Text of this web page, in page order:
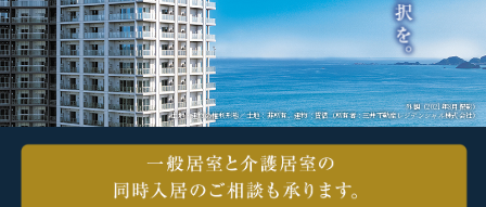
外観（2021年8月撮影）
土地・建物の権利形態／土地：非所有、建物：賃借（所有者：三井不動産レジデンシャル株式会社）